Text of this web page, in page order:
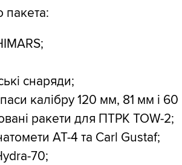
пакета:
снаряди;
калібру 120 мм, 81 мм і
ракети для ПТРК TOW-2;
AT-4 та Carl Gustaf;
70;